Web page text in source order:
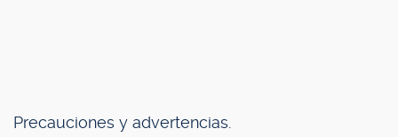
Precauciones y advertencias.